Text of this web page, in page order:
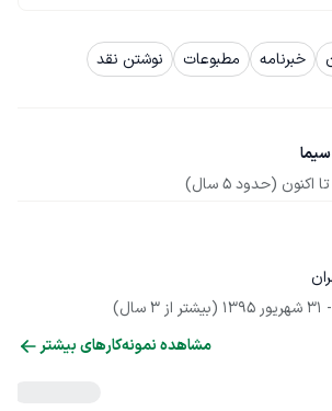
خبرنامه مطبوعات
نوشتن نقد
تا اکنون (حدود 5 سال)
- 31 شهریور 1395 (بیشتر از 3 سال)
مشاهده نمونه‌کارهای بیشتر